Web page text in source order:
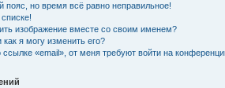
пояс, но время всё равно неправильное!
изображение вместе со своим именем?
как я могу изменить его?
ссылке «email», от меня требуют войти на